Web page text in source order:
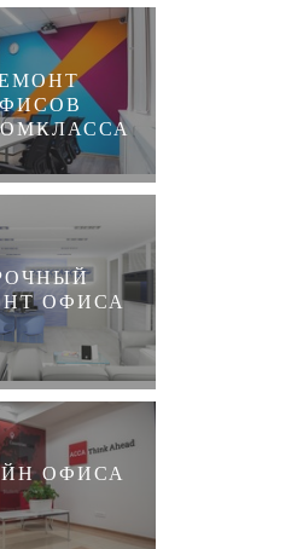
ОФИСА
ОФИСА